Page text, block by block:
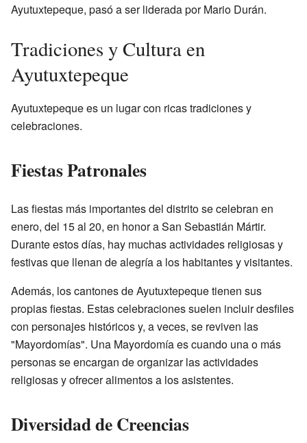
Ayutuxtepeque, pasó a ser liderada por Mario Durán.
Tradiciones y Cultura en
Ayutuxtepeque
Ayutuxtepeque es un lugar con ricas tradiciones y
celebraciones.
Fiestas Patronales
Las fiestas más importantes del distrito se celebran en
enero, del 15 al 20, en honor a San Sebastián Mártir.
Durante estos días, hay muchas actividades religiosas y
festivas que llenan de alegría a los habitantes y visitantes.
Además, los cantones de Ayutuxtepeque tienen sus
propias fiestas. Estas celebraciones suelen incluir desfiles
con personajes históricos y, a veces, se reviven las
"Mayordomías". Una Mayordomía es cuando una o más
personas se encargan de organizar las actividades
religiosas y ofrecer alimentos a los asistentes.
Diversidad de Creencias